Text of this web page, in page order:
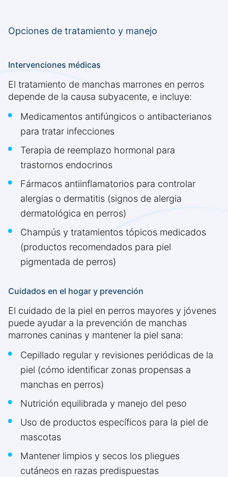
Opciones de tratamiento y manejo
Intervenciones médicas
El tratamiento de manchas marrones en perros
depende de la causa subyacente, e incluye:
Medicamentos antifúngicos o antibacterianos
para tratar infecciones
Terapia de reemplazo hormonal para
trastornos endocrinos
Fármacos antiinflamatorios para controlar
alergias o dermatitis (signos de alergia
dermatológica en perros)
Champús y tratamientos tópicos medicados
(productos recomendados para piel
pigmentada de perros)
Cuidados en el hogar y prevención
El cuidado de la piel en perros mayores y jóvenes
puede ayudar a la prevención de manchas
marrones caninas y mantener la piel sana:
Cepillado regular y revisiones periódicas de la
piel (cómo identificar zonas propensas a
manchas en perros)
Nutrición equilibrada y manejo del peso
Uso de productos específicos para la piel de
mascotas
Mantener limpios y secos los pliegues
cutáneos en razas predispuestas